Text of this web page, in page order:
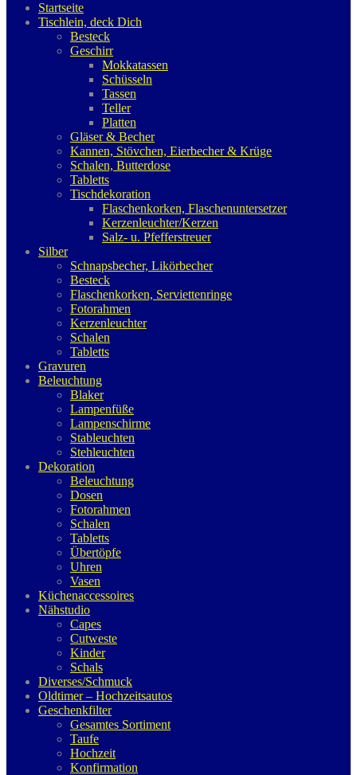
Startseite
Tischlein, deck Dich
Besteck
Geschirr
Mokkatassen
Schüsseln
Tassen
Teller
Platten
Gläser & Becher
Kannen, Stövchen, Eierbecher & Krüge
Schalen, Butterdose
Tabletts
Tischdekoration
Flaschenkorken, Flaschenuntersetzer
Kerzenleuchter/Kerzen
Salz- u. Pfefferstreuer
Silber
Schnapsbecher, Likörbecher
Besteck
Flaschenkorken, Serviettenringe
Fotorahmen
Kerzenleuchter
Schalen
Tabletts
Gravuren
Beleuchtung
Blaker
Lampenfüße
Lampenschirme
Stableuchten
Stehleuchten
Dekoration
Beleuchtung
Dosen
Fotorahmen
Schalen
Tabletts
Übertöpfe
Uhren
Vasen
Küchenaccessoires
Nähstudio
Capes
Cutweste
Kinder
Schals
Diverses/Schmuck
Oldtimer – Hochzeitsautos
Geschenkfilter
Gesamtes Sortiment
Taufe
Hochzeit
Konfirmation